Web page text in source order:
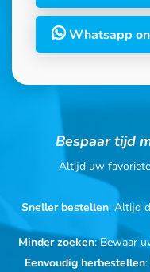
Whatsapp
Bespaar tijd
Altijd uw
Sneller bestellen: Altijd
Minder zoeken: Bewaar
Eenvoudig herbestellen